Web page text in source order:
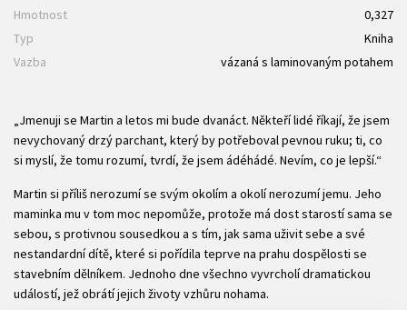
Hmotnost
0,327
Typ
Kniha
Vazba
vázaná s laminovaným potahem
„Jmenuji se Martin a letos mi bude dvanáct. Někteří lidé říkají, že jsem
nevychovaný drzý parchant, který by potřeboval pevnou ruku; ti, co
si myslí, že tomu rozumí, tvrdí, že jsem ádéhádé. Nevím, co je lepší.“
Martin si příliš nerozumí se svým okolím a okolí nerozumí jemu. Jeho
maminka mu v tom moc nepomůže, protože má dost starostí sama se
sebou, s protivnou sousedkou a s tím, jak sama uživit sebe a své
nestandardní dítě, které si pořídila teprve na prahu dospělosti se
stavebním dělníkem. Jednoho dne všechno vyvrcholí dramatickou
událostí, jež obrátí jejich životy vzhůru nohama.